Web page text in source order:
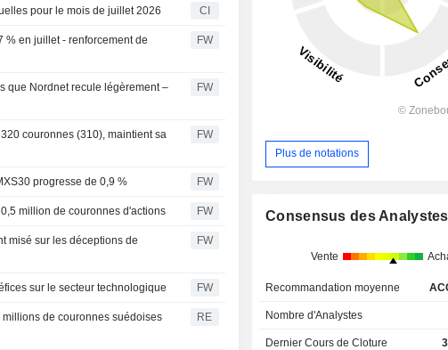
pour le mois de juillet 2026 CI
% en juillet - renforcement de
FW
que Nordnet recule légèrement –
FW
couronnes (310), maintient sa
FW
progresse de 0,9 % FW
million de couronnes d'actions FW
misé sur les déceptions de
FW
sur le secteur technologique FW
de couronnes suédoises
RE
Plus de notations
Consensus des Analystes
Vente
Recommandation moyenne
Nombre d'Analystes
Dernier Cours de Cloture